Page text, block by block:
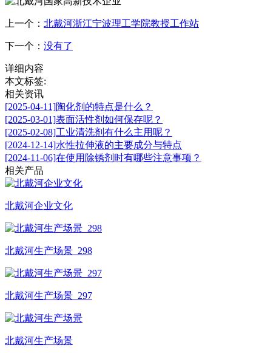
上一个： 北戴河浙江宁波理工学院教授工作站
下一个： 没有了
详细内容
本文标签:
相关资讯
[2025-04-11]陶化剂的特点是什么？
[2025-03-01]表面活性剂如何保存呢？
[2025-02-08]工业清洗剂有什么主用呢？
[2024-12-14]水性拉伸液的主要成分与特点
[2024-11-06]在使用除锈剂时有哪些注意事项？
相关产品
北戴河企业文化
北戴河生产场景_298
北戴河生产场景_297
北戴河生产场景